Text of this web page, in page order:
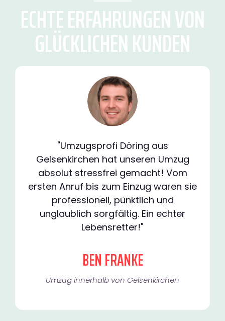
ECHTE ERFAHRUNGEN VON
GLÜCKLICHEN KUNDEN
"Umzugsprofi Döring aus
Gelsenkirchen hat unseren Umzug
absolut stressfrei gemacht! Vom
ersten Anruf bis zum Einzug waren sie
professionell, pünktlich und
unglaublich sorgfältig. Ein echter
Lebensretter!"
BEN FRANKE
Umzug innerhalb von Gelsenkirchen​